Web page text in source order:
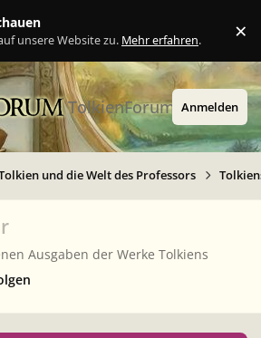
unsere Website zu. Mehr erfahren. ×
TolkienForum Anmelden
Tolkien und die Welt des Professors
Ausgaben der Werke Tolkiens